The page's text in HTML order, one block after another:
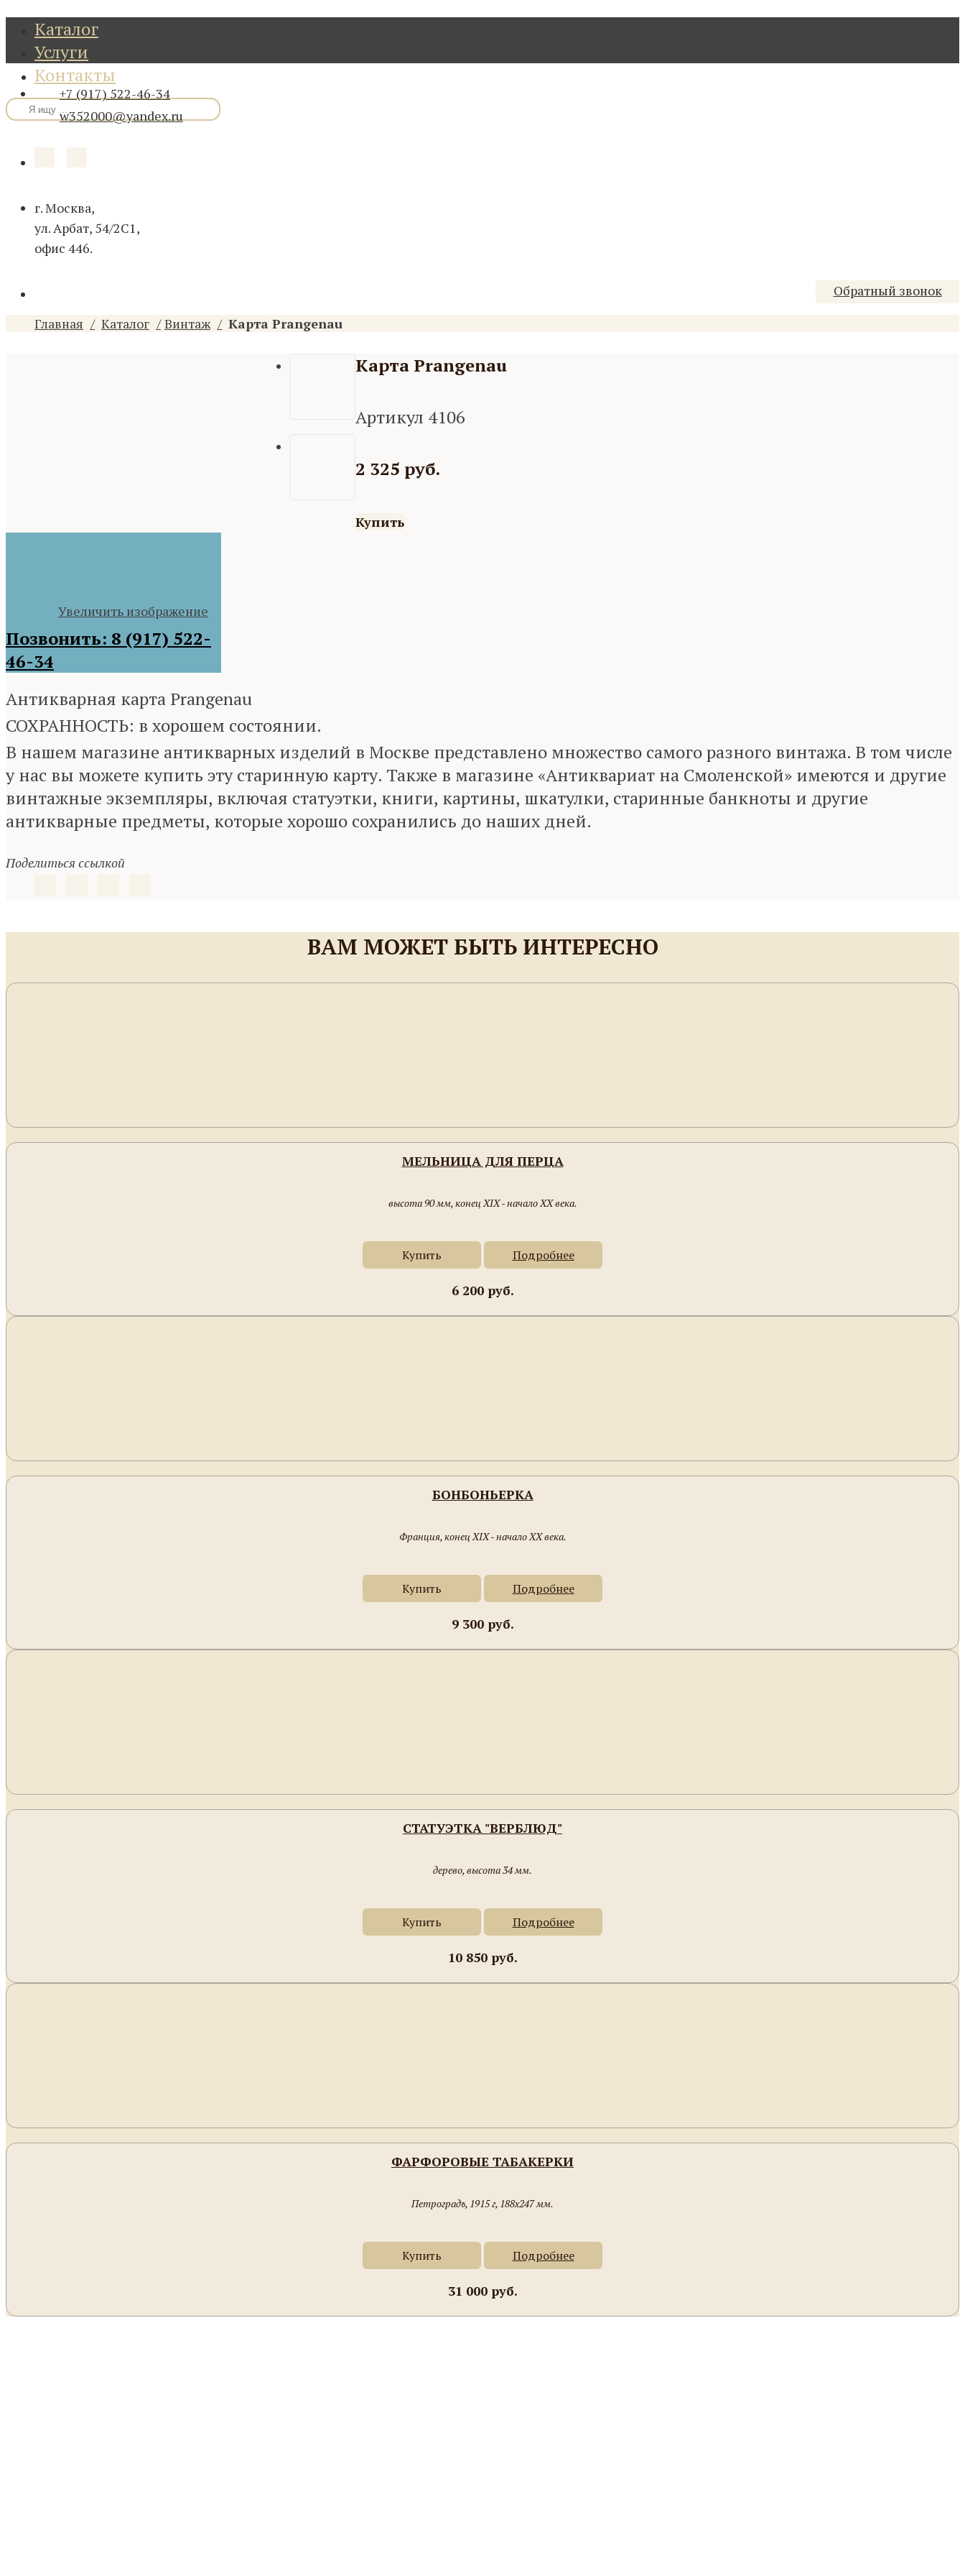
Каталог
Услуги
Контакты
+7 (917) 522-46-34
w352000@yandex.ru
г. Москва,
ул. Арбат, 54/2С1,
офис 446.
Обратный звонок
Главная
Каталог Винтаж Карта Prangenau
Увеличить изображение
Карта Prangenau
Артикул 4106
2 325 руб.
Купить
Позвонить: 8 (917) 522-
46-34
Антикварная карта Prangenau
СОХРАННОСТЬ: в хорошем состоянии.
В нашем магазине антикварных изделий в Москве представлено множество самого разного винтажа. В том числе
у нас вы можете купить эту старинную карту. Также в магазине «Антиквариат на Смоленской» имеются и другие
винтажные экземпляры, включая статуэтки, книги, картины, шкатулки, старинные банкноты и другие
антикварные предметы, которые хорошо сохранились до наших дней.
Поделиться ссылкой
ВАМ МОЖЕТ БЫТЬ ИНТЕРЕСНО
МЕЛЬНИЦА ДЛЯ ПЕРЦА
высота 90 мм, конец XIX - начало XX века.
Купить Подробнее
6 200 руб.
БОНБОНЬЕРКА
Франция, конец XIX - начало XX века.
Купить Подробнее
9 300 руб.
СТАТУЭТКА "ВЕРБЛЮД"
дерево, высота 34 мм.
Купить Подробнее
10 850 руб.
ФАРФОРОВЫЕ ТАБАКЕРКИ
Петроградъ, 1915 г, 188х247 мм.
Купить Подробнее
31 000 руб.